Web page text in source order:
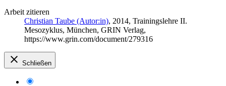
Arbeit zitieren
Christian Taube (Autor:in), 2014, Trainingslehre II.
Mesozyklus, München, GRIN Verlag,
https://www.grin.com/document/279316
Schließen